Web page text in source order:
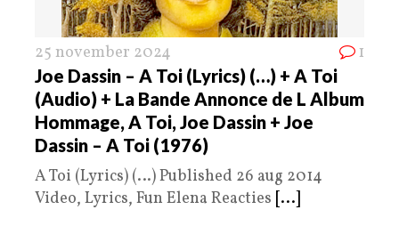
25 november 2024 1
Joe Dassin – A Toi (Lyrics) (…) + A Toi
(Audio) + La Bande Annonce de L Album
Hommage, A Toi, Joe Dassin + Joe
Dassin – A Toi (1976)
A Toi (Lyrics) (…) Published 26 aug 2014
Video, Lyrics, Fun Elena Reacties [...]